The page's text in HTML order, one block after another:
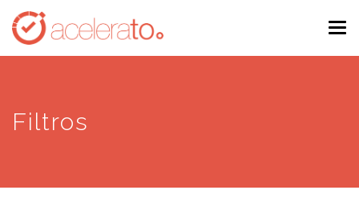
Skip
main
Filtros